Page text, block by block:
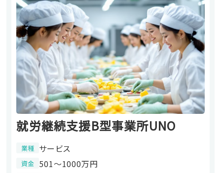
就労継続支援B型事業所UNO
業種 サービス
資金 501〜1000万円